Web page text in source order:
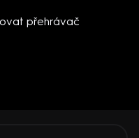
přehrávač